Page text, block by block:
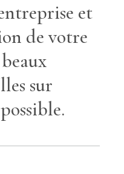
et
de votre
sur